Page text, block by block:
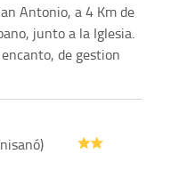
Antonio, a 4 Km de
junto a la Iglesia.
de gestion